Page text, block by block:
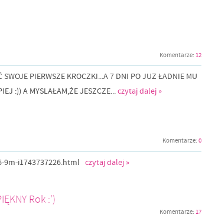
Komentarze: 12
PIERWSZE KROCZKI...A 7 DNI PO JUZ ŁADNIE MU
:)) A MYSLAŁAM,ŻE JESZCZE...czytaj dalej »
Komentarze: 0
i1743737226.html czytaj dalej »
Rok :')
Komentarze: 17